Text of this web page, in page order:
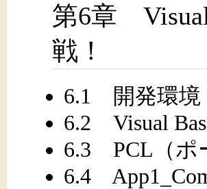
第6章
戦！
6.1 開発環境
6.2 Visual
6.3 PCL（ポ
6.4